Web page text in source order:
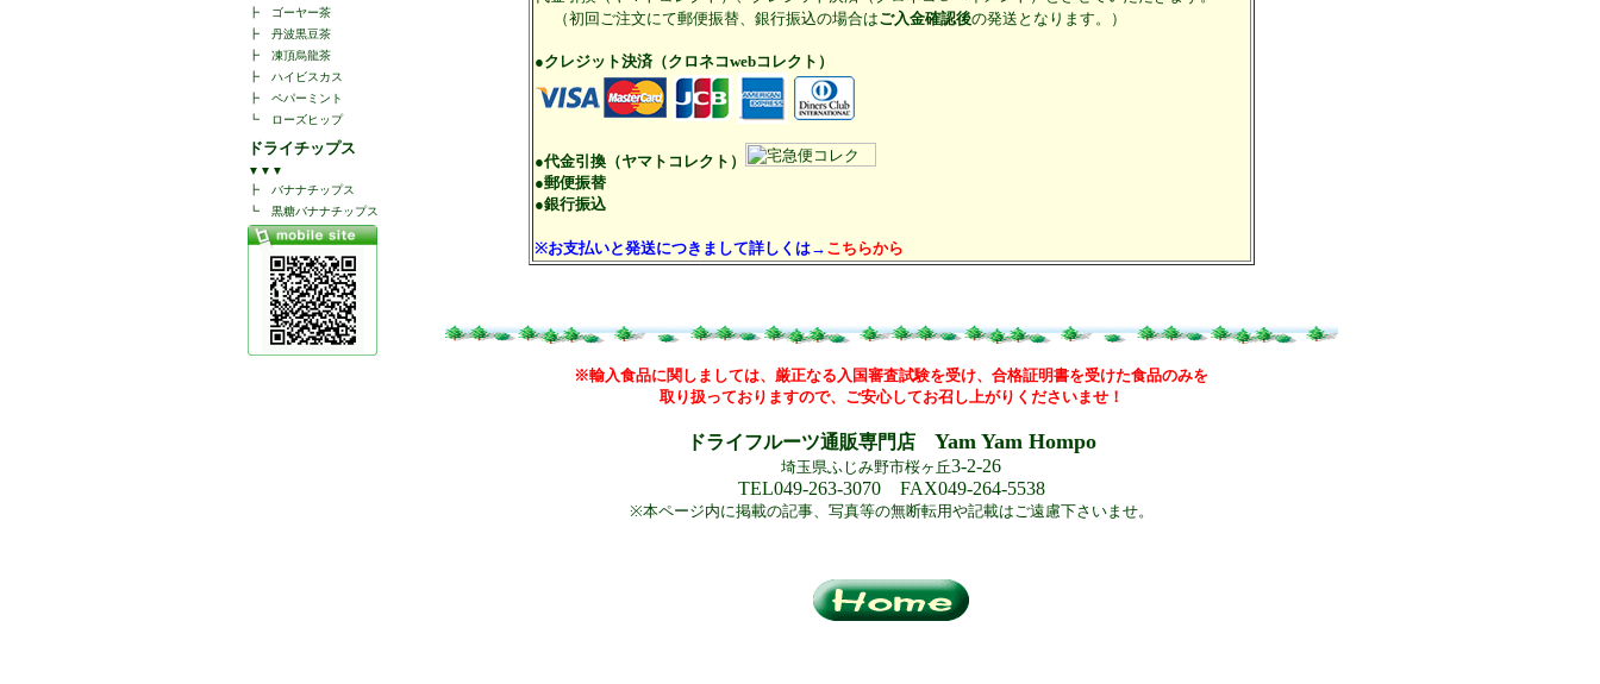
┣
ゴーヤー茶
┣ 丹波黒豆茶
┣ 凍頂烏龍茶
┣ ハイビスカス
┣ ペパーミント
┗
ローズヒップ
ドライチップス
▼▼▼
┣
バナナチップス
┗ 黒糖バナナチップス
（初回ご注文にて郵便振替、銀行振込の場合はご入金確認後の発送となります。）
●クレジット決済（クロネコwebコレクト）
●代金引換（ヤマトコレクト）
●郵便振替
●銀行振込
※お支払いと発送につきまして詳しくは→ こちらから
※輸入食品に関しましては、厳正なる入国審査試験を受け、合格証明書を受けた食品のみを
取り扱っておりますので、ご安心してお召し上がりくださいませ！
ドライフルーツ通販専門店 Yam Yam Hompo
埼玉県ふじみ野市桜ヶ丘3-2-26
TEL049-263-3070 FAX049-264-5538
※本ページ内に掲載の記事、写真等の無断転用や記載はご遠慮下さいませ。